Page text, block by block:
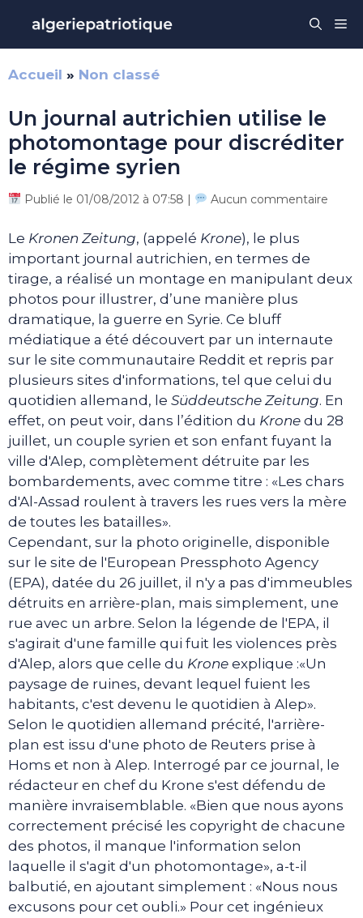
contenu
Accueil » Non classé
Un journal autrichien utilise le
photomontage pour discréditer
le régime syrien
Publié le 01/08/2012 à 07:58 | Aucun commentaire
Le Kronen Zeitung, (appelé Krone), le plus
important journal autrichien, en termes de
tirage, a réalisé un montage en manipulant deux
photos pour illustrer, d’une manière plus
dramatique, la guerre en Syrie. Ce bluff
médiatique a été découvert par un internaute
sur le site communautaire Reddit et repris par
plusieurs sites d'informations, tel que celui du
quotidien allemand, le Süddeutsche Zeitung. En
effet, on peut voir, dans l’édition du Krone du 28
juillet, un couple syrien et son enfant fuyant la
ville d'Alep, complètement détruite par les
bombardements, avec comme titre : «Les chars
d'Al-Assad roulent à travers les rues vers la mère
de toutes les batailles».
Cependant, sur la photo originelle, disponible
sur le site de l'European Pressphoto Agency
(EPA), datée du 26 juillet, il n'y a pas d'immeubles
détruits en arrière-plan, mais simplement, une
rue avec un arbre. Selon la légende de l'EPA, il
s'agirait d'une famille qui fuit les violences près
d'Alep, alors que celle du Krone explique :«Un
paysage de ruines, devant lequel fuient les
habitants, c'est devenu le quotidien à Alep».
Selon le quotidien allemand précité, l'arrière-
plan est issu d'une photo de Reuters prise à
Homs et non à Alep. Interrogé par ce journal, le
rédacteur en chef du Krone s'est défendu de
manière invraisemblable. «Bien que nous ayons
correctement précisé les copyright de chacune
des photos, il manque l'information selon
laquelle il s'agit d'un photomontage», a-t-il
balbutié, en ajoutant simplement : «Nous nous
excusons pour cet oubli.» Pour cet ingénieux